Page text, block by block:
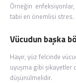
Örneğin
tabii en önemlisi stres.
Vücudun başka
Hayır, yüz felcinde
uyuşma gibi şikayetler
düşünülmelidir.